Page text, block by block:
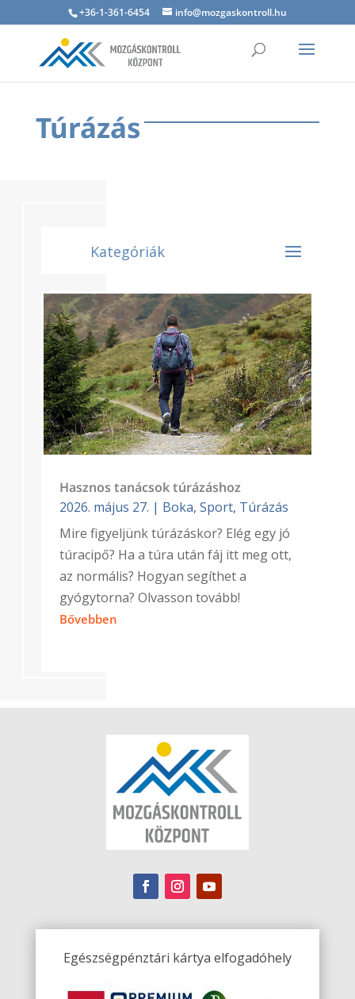
+36-1-361-6454 info@mozgaskontroll.hu
Túrázás
Hasznos tanácsok túrázáshoz
2026. május 27. | Boka,Sport, Túrázás
Mire figyeljünk túrázáskor? Elég egy jó
túracipő? Ha a túra után fáj itt meg ott,
az normális? Hogyan segíthet a
gyógytorna? Olvasson tovább!
Bővebben
Egészségpénztári kártya elfogadóhely